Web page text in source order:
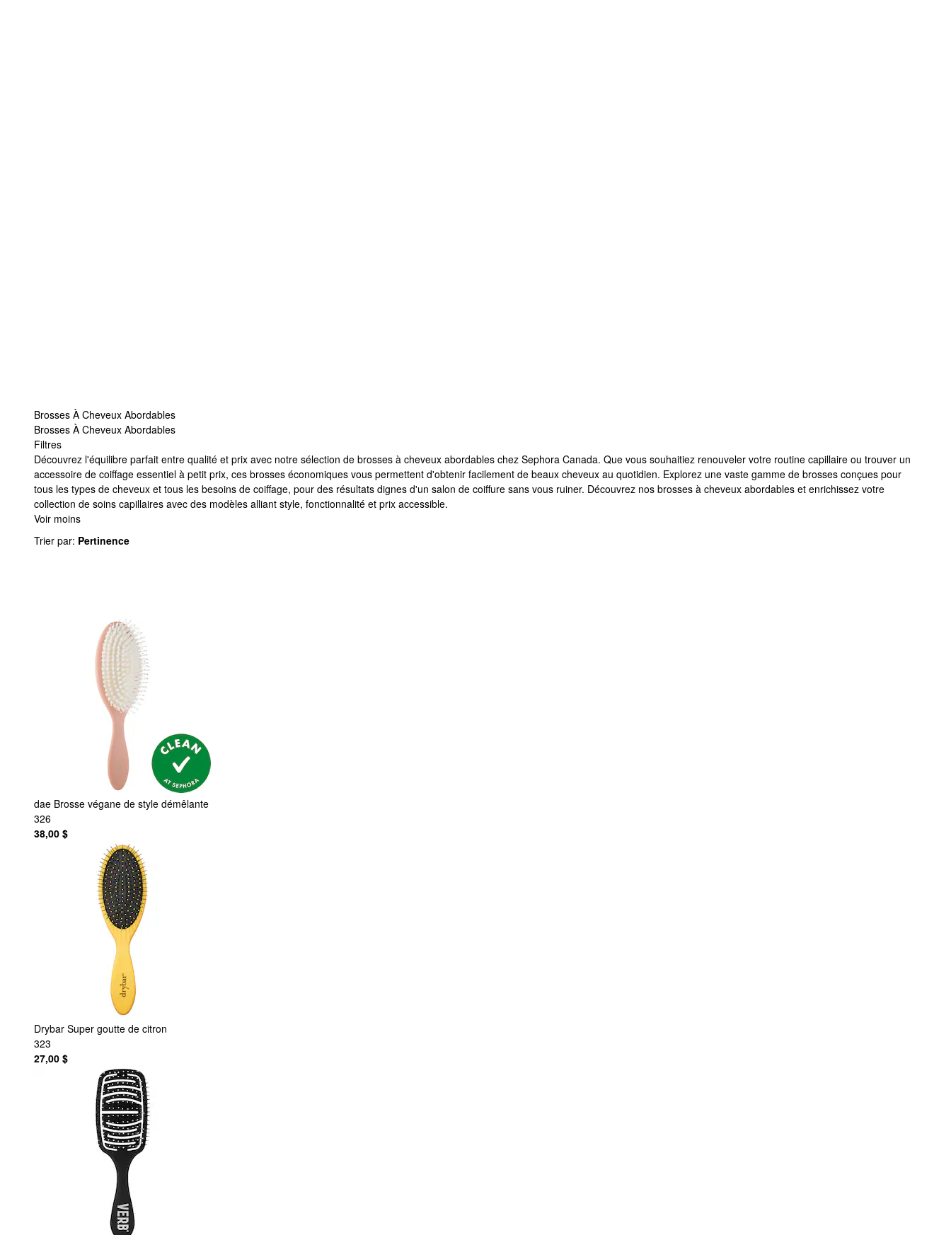
Brosses À Cheveux Abordables
Brosses À Cheveux Abordables
Filtres
Brosses À Cheveux Abordables
Découvrez l'équilibre parfait entre qualité et prix avec notre sélection de brosses à cheveux abordables chez Sephora Canada. Que vous souhaitiez renouveler votre routine capillaire ou trouver un
accessoire de coiffage essentiel à petit prix, ces brosses économiques vous permettent d'obtenir facilement de beaux cheveux au quotidien. Explorez une vaste gamme de brosses conçues pour
tous les types de cheveux et tous les besoins de coiffage, pour des résultats dignes d'un salon de coiffure sans vous ruiner. Découvrez nos brosses à cheveux abordables et enrichissez votre
collection de soins capillaires avec des modèles alliant style, fonctionnalité et prix accessible.
Voir moins
Trier par: Pertinence
dae Brosse végane de style démêlante
326
38,00 $
Drybar Super goutte de citron
323
27,00 $